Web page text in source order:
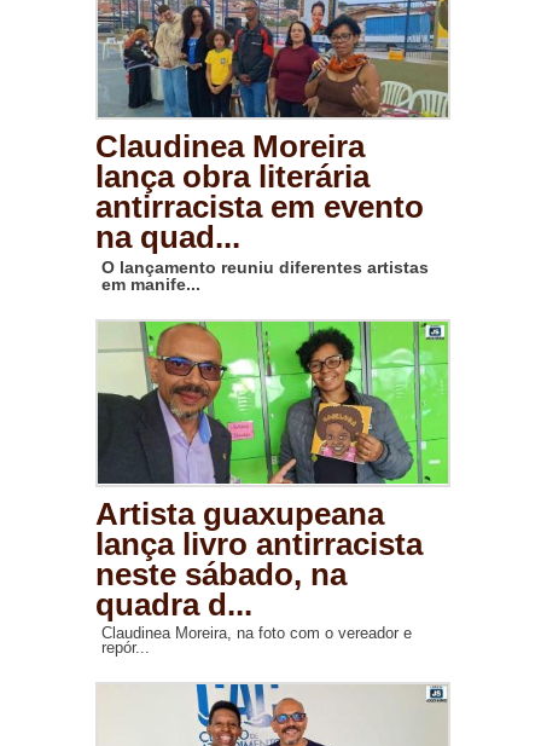
Claudinea Moreira
lança obra literária
antirracista em evento
na quad...
O lançamento reuniu diferentes artistas
em manife...
Artista guaxupeana
lança livro antirracista
neste sábado, na
quadra d...
Claudinea Moreira, na foto com o vereador e
repór...